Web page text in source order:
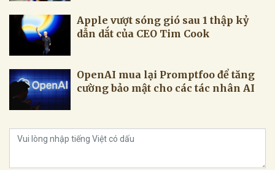
Apple vượt sóng gió sau 1 thập kỷ
dẫn dắt của CEO Tim Cook
OpenAI mua lại Promptfoo để tăng
cường bảo mật cho các tác nhân AI